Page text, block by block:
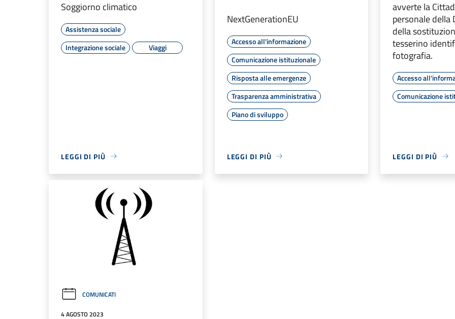
Soggiorno climatico
Assistenza sociale
Integrazione sociale
Viaggi
LEGGI DI PIÙ
NextGenerationEU
Accesso all'informazione
Comunicazione istituzionale
Risposta alle emergenze
Trasparenza amministrativa
Piano di sviluppo
LEGGI DI PIÙ
avverte la
personale della
della
tesserino
fotografia.
Accesso
Comunicazione
LEGGI DI PIÙ
COMUNICATI
4 AGOSTO 2023